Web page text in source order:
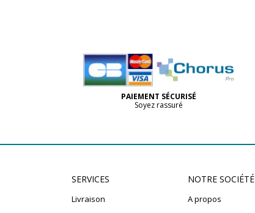
PAIEMENT SÉCURISÉ
Soyez rassuré
SERVICES
Livraison
NOTRE SOCIÉTÉ
A propos